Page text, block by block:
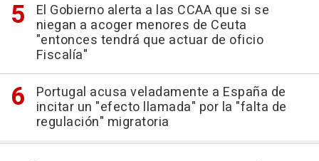
El Gobierno alerta a las CCAA que si se
niegan a acoger menores de Ceuta
"entonces tendrá que actuar de oficio
Fiscalía"
Portugal acusa veladamente a España de
incitar un "efecto llamada" por la "falta de
regulación" migratoria